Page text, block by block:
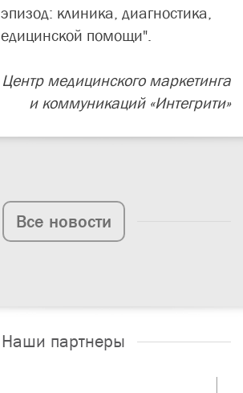
клиника, диагностика,
помощи".
Центр медицинского маркетинга
и коммуникаций «Интегрити»
Все новости
Наши партнеры